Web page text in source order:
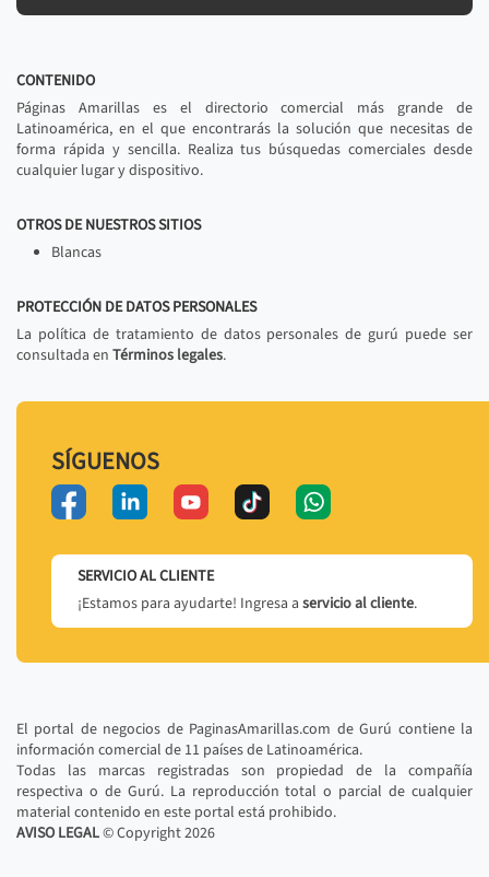
CONTENIDO
Páginas Amarillas es el directorio comercial más grande de
Latinoamérica, en el que encontrarás la solución que necesitas de
forma rápida y sencilla. Realiza tus búsquedas comerciales desde
cualquier lugar y dispositivo.
OTROS DE NUESTROS SITIOS
Blancas
PROTECCIÓN DE DATOS PERSONALES
La política de tratamiento de datos personales de gurú puede ser
consultada en Términos legales.
SÍGUENOS
SERVICIO AL CLIENTE
¡Estamos para ayudarte! Ingresa a servicio al cliente.
El portal de negocios de PaginasAmarillas.com de Gurú contiene la
información comercial de 11 países de Latinoamérica.
Todas las marcas registradas son propiedad de la compañía
respectiva o de Gurú. La reproducción total o parcial de cualquier
material contenido en este portal está prohibido.
AVISO LEGAL© Copyright2026